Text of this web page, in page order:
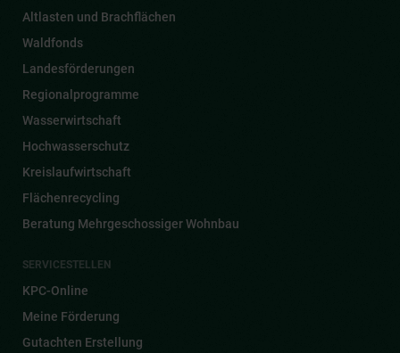
Altlasten und Brachflächen
Waldfonds
Landesförderungen
Regionalprogramme
Wasserwirtschaft
Hochwasserschutz
Kreislaufwirtschaft
Flächenrecycling
Beratung Mehrgeschossiger Wohnbau
SERVICESTELLEN
KPC-Online
Meine Förderung
Gutachten Erstellung